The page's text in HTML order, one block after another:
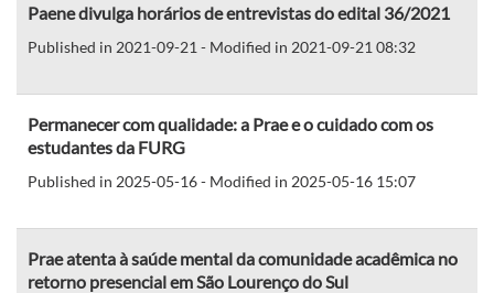
Paene divulga horários de entrevistas do edital 36/2021
Published in 2021-09-21 - Modified in 2021-09-21 08:32
Permanecer com qualidade: a Prae e o cuidado com os
estudantes da FURG
Published in 2025-05-16 - Modified in 2025-05-16 15:07
Prae atenta à saúde mental da comunidade acadêmica no
retorno presencial em São Lourenço do Sul